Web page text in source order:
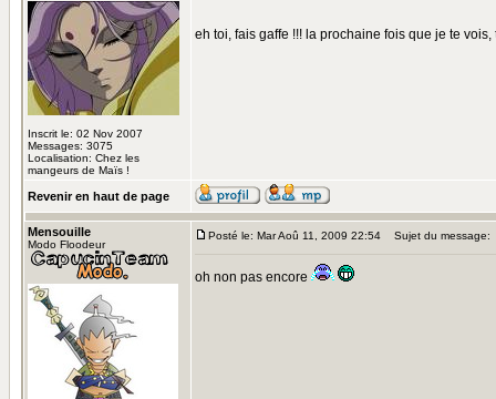
Inscrit le: 02 Nov 2007
Messages: 3075
Localisation: Chez les
mangeurs de Maïs !
eh toi, fais gaffe !!! la prochaine fois que je te
Revenir en haut de page
Mensouille
Modo Floodeur
Posté le: Mar Aoû 11, 2009 22:54 Sujet du message:
oh non pas encore